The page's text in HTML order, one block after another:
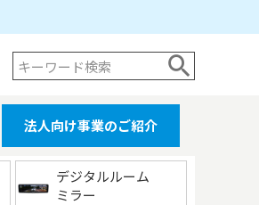
法人向け事業のご紹介
デジタルルーム
ミラー